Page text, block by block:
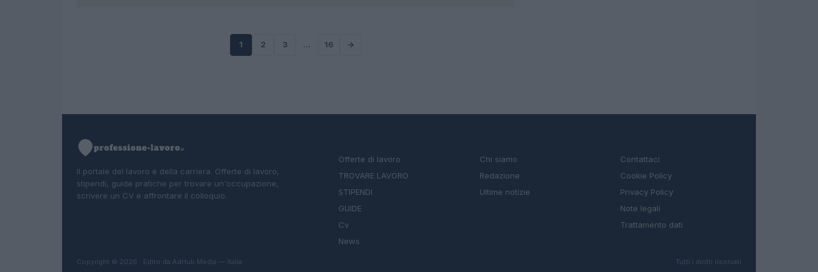
1 2 3 … 16 →
Il portale del lavoro e della carriera. Offerte di lavoro,
stipendi, guide pratiche per trovare un'occupazione,
scrivere un CV e affrontare il colloquio.
Offerte di lavoro
TROVARE LAVORO
STIPENDI
GUIDE
Cv
News
Chi siamo
Redazione
Ultime notizie
Contattaci
Cookie Policy
Privacy Policy
Note legali
Trattamento dati
Copyright © 2026 · Edito da AdHub Media — Italia Tutti i diritti riservati